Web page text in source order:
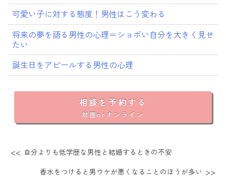
可愛い子に対する態度！男性はこう変わる
将来の夢を語る男性の心理＝ショボい自分を大きく見せ
たい
誕生日をアピールする男性の心理
相談を予約する
対面orオンライン
自分よりも低学歴な男性と結婚するときの不安
香水をつけると男ウケが悪くなることのほうが多い